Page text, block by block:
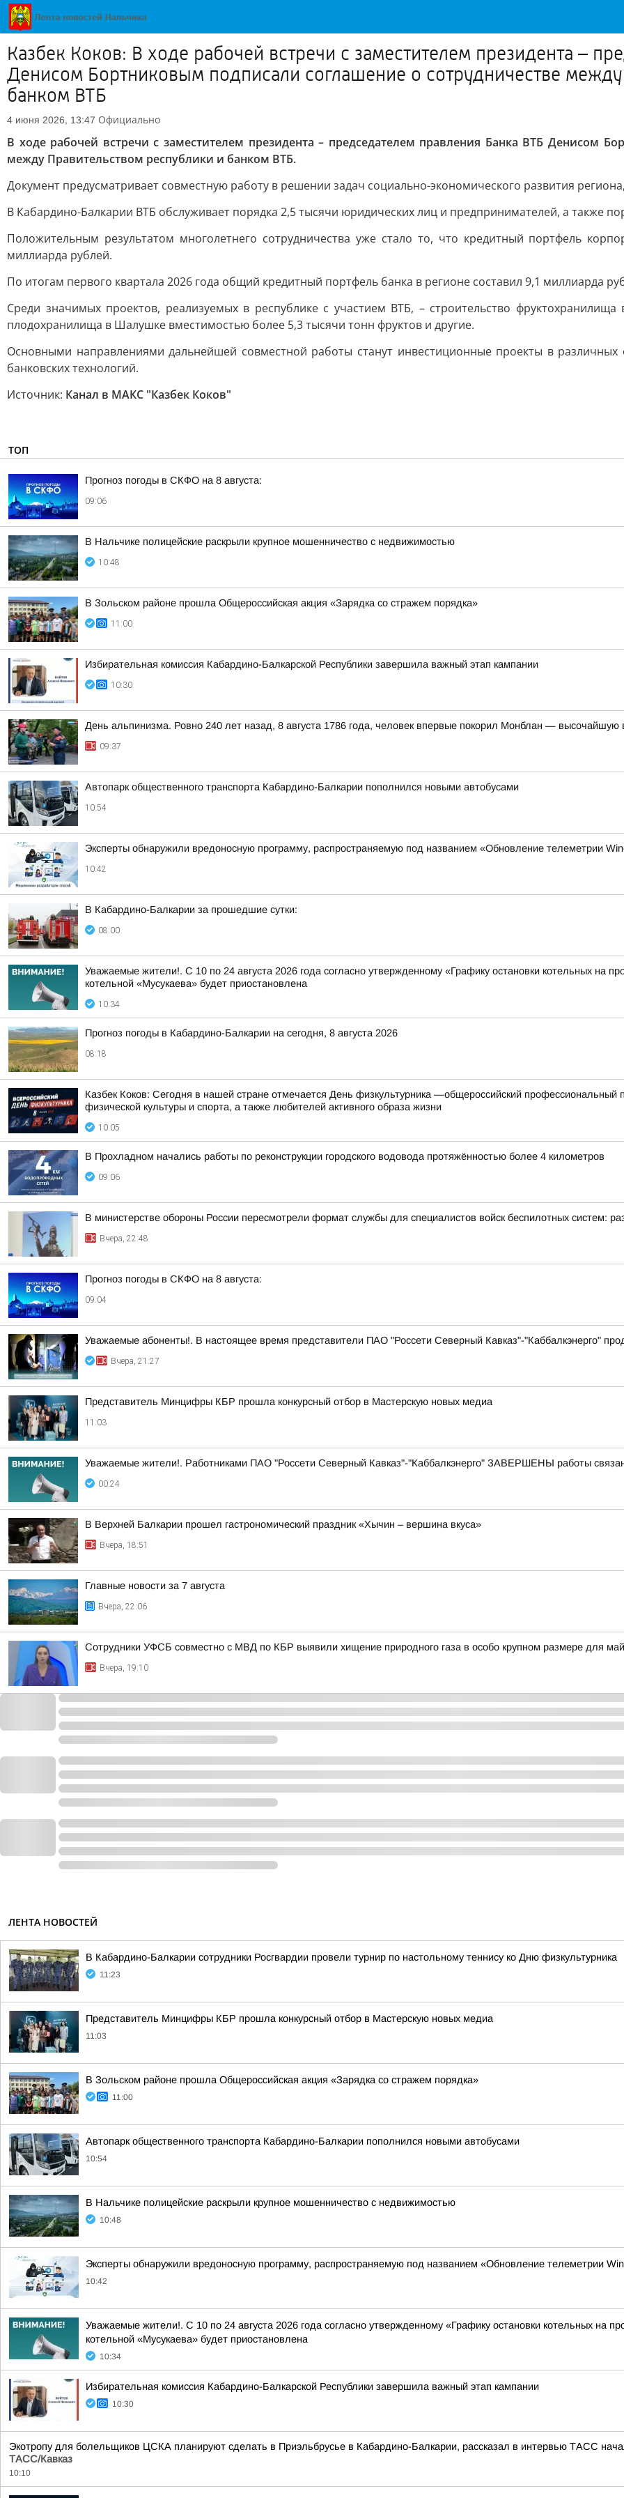
Казбек Коков: В ходе рабочей встречи с заместителем президента –
Денисом Бортниковым подписали соглашение о сотрудничестве
банком ВТБ
4 июня 2026, 13:47 Официально
В ходе рабочей встречи с заместителем президента – председателем правления Банка ВТБ Денисом
между Правительством республики и банком ВТБ.
Документ предусматривает совместную работу в решении задач социально-экономического развития
В Кабардино-Балкарии ВТБ обслуживает порядка 2,5 тысячи юридических лиц и предпринимателей, а также
Положительным результатом многолетнего сотрудничества уже стало то, что кредитный портфель
миллиарда рублей.
По итогам первого квартала 2026 года общий кредитный портфель банка в регионе составил 9,1 миллиарда
Среди значимых проектов, реализуемых в республике с участием ВТБ, – строительство
плодохранилища в Шалушке вместимостью более 5,3 тысячи тонн фруктов и другие.
Основными направлениями дальнейшей совместной работы станут инвестиционные проекты в
банковских технологий.
Источник: Канал в МАКС "Казбек Коков"
ТОП
Прогноз погоды в СКФО на 8 августа:
09:06
В Нальчике полицейские раскрыли крупное мошенничество с недвижимостью
10:48
В Зольском районе прошла Общероссийская акция «Зарядка со стражем порядка»
11:00
Избирательная комиссия Кабардино-Балкарской Республики завершила важный этап кампании
10:30
День альпинизма. Ровно 240 лет назад, 8 августа 1786 года, человек впервые покорил Монблан —
09:37
Автопарк общественного транспорта Кабардино-Балкарии пополнился новыми автобусами
10:54
Эксперты обнаружили вредоносную программу, распространяемую под названием «Обновление телеметрии
10:42
В Кабардино-Балкарии за прошедшие сутки:
08:00
Уважаемые жители!. С 10 по 24 августа 2026 года согласно утвержденному «Графику остановки котельных на
котельной «Мусукаева» будет приостановлена
10:34
Прогноз погоды в Кабардино-Балкарии на сегодня, 8 августа 2026
08:18
Казбек Коков: Сегодня в нашей стране отмечается День физкультурника —общероссийский профессиональный
физической культуры и спорта, а также любителей активного образа жизни
10:05
В Прохладном начались работы по реконструкции городского водовода протяжённостью более 4 километров
09:06
В министерстве обороны России пересмотрели формат службы для специалистов войск беспилотных систем:
Вчера, 22:48
Прогноз погоды в СКФО на 8 августа:
09:04
Уважаемые абоненты!. В настоящее время представители ПАО "Россети Северный Кавказ"-"Каббалкэнерго"
Вчера, 21:27
Представитель Минцифры КБР прошла конкурсный отбор в Мастерскую новых медиа
11:03
Уважаемые жители!. Работниками ПАО "Россети Северный Кавказ"-"Каббалкэнерго" ЗАВЕРШЕНЫ работы
00:24
В Верхней Балкарии прошел гастрономический праздник «Хычин – вершина вкуса»
Вчера, 18:51
Главные новости за 7 августа
Вчера, 22:06
Сотрудники УФСБ совместно с МВД по КБР выявили хищение природного газа в особо крупном размере для
Вчера, 19:10
ЛЕНТА НОВОСТЕЙ
В Кабардино-Балкарии сотрудники Росгвардии провели турнир по настольному теннису ко Дню физкультурника
11:23
Представитель Минцифры КБР прошла конкурсный отбор в Мастерскую новых медиа
11:03
В Зольском районе прошла Общероссийская акция «Зарядка со стражем порядка»
11:00
Автопарк общественного транспорта Кабардино-Балкарии пополнился новыми автобусами
10:54
В Нальчике полицейские раскрыли крупное мошенничество с недвижимостью
10:48
Эксперты обнаружили вредоносную программу, распространяемую под названием «Обновление телеметрии
10:42
Уважаемые жители!. С 10 по 24 августа 2026 года согласно утвержденному «Графику остановки котельных на
котельной «Мусукаева» будет приостановлена
10:34
Избирательная комиссия Кабардино-Балкарской Республики завершила важный этап кампании
10:30
Экотропу для болельщиков ЦСКА планируют сделать в Приэльбрусье в Кабардино-Балкарии, рассказал в интервью ТАСС
ТАСС/Кавказ
10:10